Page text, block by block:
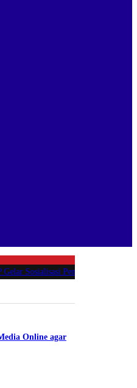
Pencegahan Stunting di
Online agar